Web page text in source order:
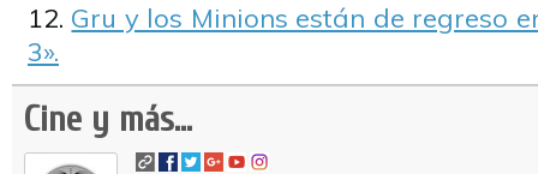
Gru y los Minions están de regreso
3».
Cine y más...